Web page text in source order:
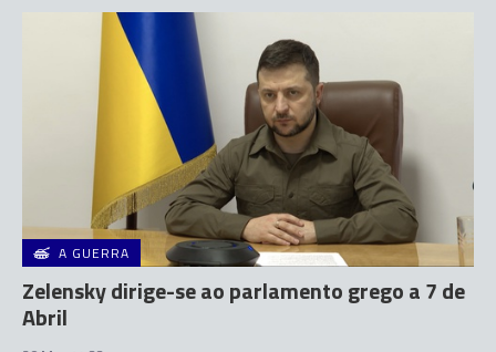
A GUERRA
Zelensky dirige-se ao parlamento grego a 7 de
Abril